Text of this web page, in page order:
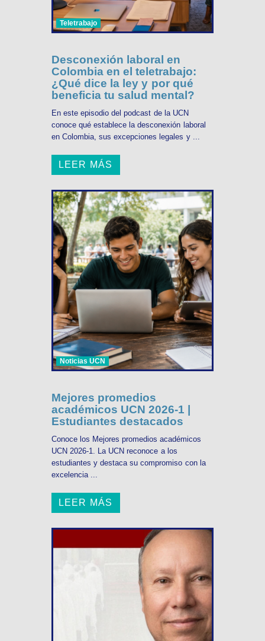
Teletrabajo
Desconexión laboral en
Colombia en el teletrabajo:
¿Qué dice la ley y por qué
beneficia tu salud mental?
En este episodio del podcast de la UCN
conoce qué establece la desconexión laboral
en Colombia, sus excepciones legales y ...
LEER MÁS
Noticias UCN
Mejores promedios
académicos UCN 2026-1 |
Estudiantes destacados
Conoce los Mejores promedios académicos
UCN 2026-1. La UCN reconoce a los
estudiantes y destaca su compromiso con la
excelencia ...
LEER MÁS